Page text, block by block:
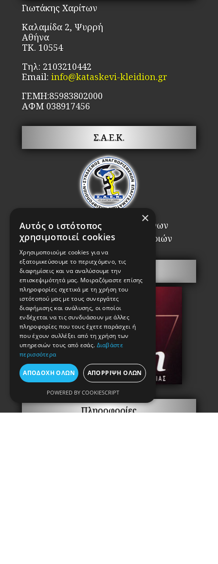
Γιωτάκης Χαρίτων
Καλαμίδα 2, Ψυρρή
Αθήνα
ΤΚ. 10554
Τηλ: 2103210442
Email: info@kataskevi-kleidion.gr
ΓΕΜΗ:85983802000
ΑΦΜ 038917456
Σ.Α.Ε.Κ.
Σύνδεσμος Αναγνωρισμένων
Επαγγελματιών Κλειθροποιών
Πόρτες Ασφαλείας
Πληροφορίες
×
Αυτός ο ιστότοπος
χρησιμοποιεί cookies
Χρησιμοποιούμε cookies για να
εξατομικεύσουμε το περιεχόμενο, τις
διαφημίσεις και να αναλύσουμε την
επισκεψιμότητά μας. Μοιραζόμαστε επίσης
πληροφορίες σχετικά με τη χρήση του
ιστότοπού μας με τους συνεργάτες
διαφήμισης και ανάλυσης, οι οποίοι
ενδέχεται να τις συνδυάσουν με άλλες
πληροφορίες που τους έχετε παράσχει ή
που έχουν συλλέξει από τη χρήση των
υπηρεσιών τους από εσάς. Διαβάστε
περισσότερα
ΑΠΟΔΟΧΉ ΌΛΩΝ ΑΠΌΡΡΙΨΗ ΌΛΩΝ
POWERED BY COOKIESCRIPT